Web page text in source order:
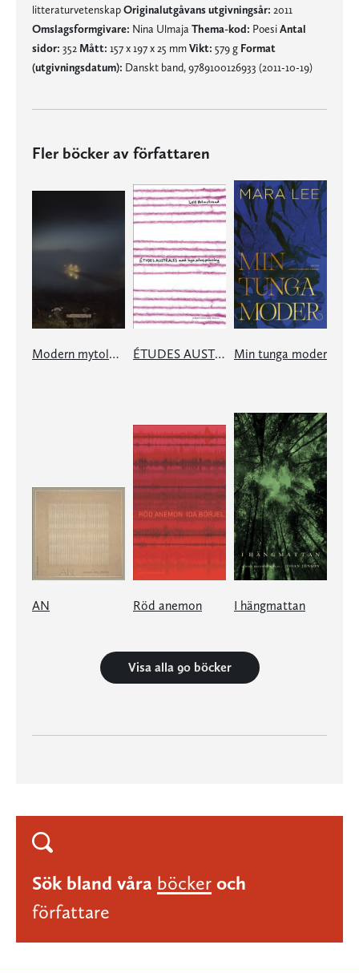
litteraturvetenskapOriginalutgåvans utgivningsår: 2011
Omslagsformgivare: Nina Ulmaja Thema-kod: PoesiAntal
sidor: 352 Mått: 157 x 197 x 25 mmVikt: 579 g Format
(utgivningsdatum): Danskt band, 9789100126933 (2011-10-19)
Fler böcker av författaren
Modern mytologi ÉTUDES AUSTRALES med inga solars prövning Min tunga moder
AN Röd anemon I hängmattan
Visa alla 90 böcker
Sök bland våra böcker och
författare